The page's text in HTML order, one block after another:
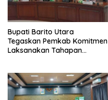
Bupati Barito Utara
Tegaskan Pemkab Komitmen
Laksanakan Tahapan